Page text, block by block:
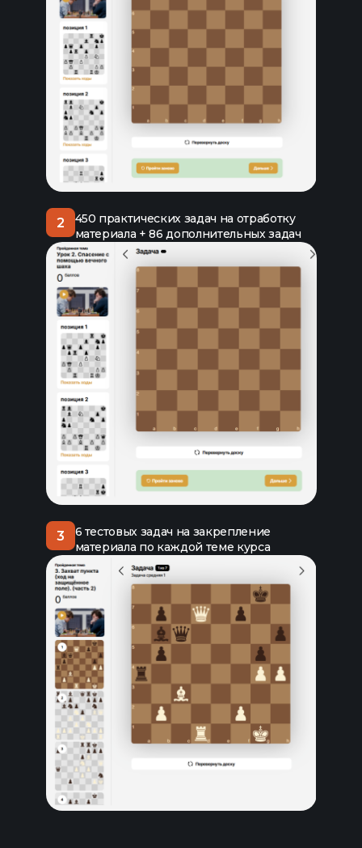
2
450 практических задач на отработку
материала + 86 дополнительных задач
3
6 тестовых задач на закрепление
материала по каждой теме курса